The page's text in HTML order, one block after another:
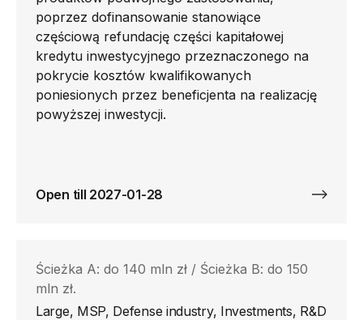
poprzez dofinansowanie stanowiące
częściową refundację części kapitałowej
kredytu inwestycyjnego przeznaczonego na
pokrycie kosztów kwalifikowanych
poniesionych przez beneficjenta na realizację
powyższej inwestycji.
Open till 2027-01-28
Ścieżka A: do 140 mln zł / Ścieżka B: do 150
mln zł.
Large, MSP, Defense industry, Investments, R&D